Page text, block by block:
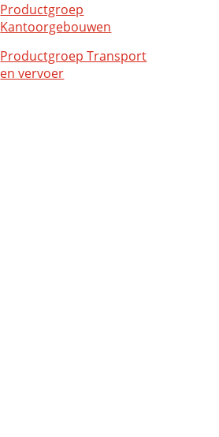
Productgroep
Kantoorgebouwen
Productgroep Transport
en vervoer